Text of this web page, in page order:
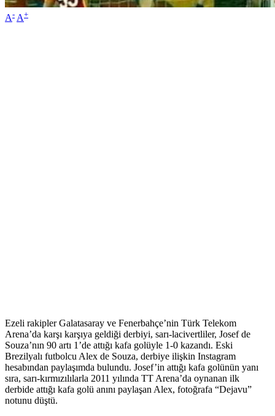
A- A+
Ezeli rakipler Galatasaray ve Fenerbahçe’nin Türk Telekom
Arena’da karşı karşıya geldiği derbiyi, sarı-lacivertliler, Josef de
Souza’nın 90 artı 1’de attığı kafa golüyle 1-0 kazandı. Eski
Brezilyalı futbolcu Alex de Souza, derbiye ilişkin Instagram
hesabından paylaşımda bulundu. Josef’in attığı kafa golünün yanı
sıra, sarı-kırmızılılarla 2011 yılında TT Arena’da oynanan ilk
derbide attığı kafa golü anını paylaşan Alex, fotoğrafa “Dejavu”
notunu düştü.